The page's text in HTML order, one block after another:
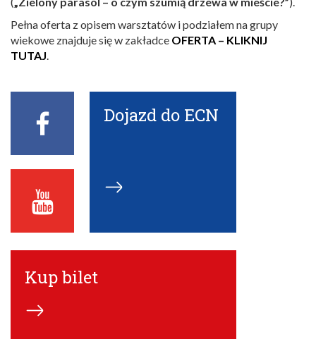
Pełna oferta z opisem warsztatów i podziałem na grupy
wiekowe znajduje się w zakładce OFERTA – KLIKNIJ
TUTAJ.
Facebook
ECN
Youtube
ECN
Dojazd do ECN
Kup bilet